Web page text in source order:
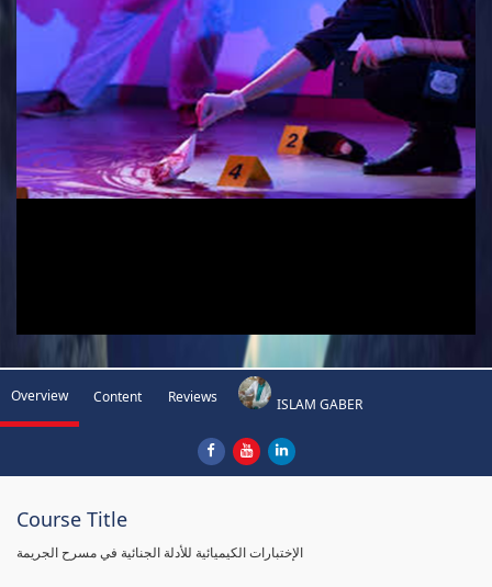
Overview Content Reviews ISLAM GABER
Course Title
الإختبارات الكيميائية للأدلة الجنائية في مسرح الجريمة